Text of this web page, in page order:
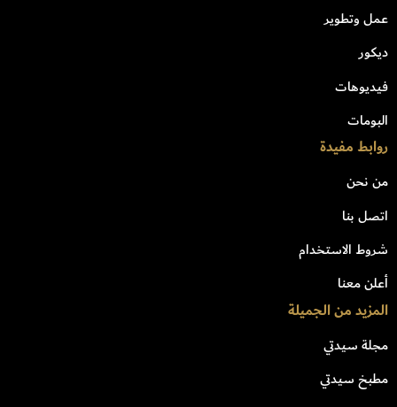
عمل وتطوير
ديكور
فيديوهات
البومات
روابط مفيدة
من نحن
اتصل بنا
شروط الاستخدام
أعلن معنا
المزيد من الجميلة
مجلة سيدتي
مطبخ سيدتي